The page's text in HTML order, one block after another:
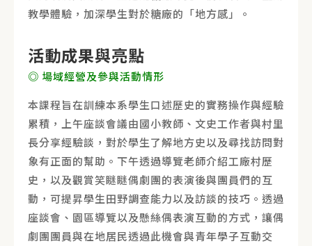
教學體驗，加深學生對於糖廠的「地方感」。
活動成果與亮點
◎ 場域經營及參與活動情形
本課程旨在訓練本系學生口述歷史的實務操作與經驗
累積，上午座談會議由國小教師、文史工作者與村里
長分享經驗談，對於學生了解地方史以及尋找訪問對
象有正面的幫助。下午透過導覽老師介紹工廠村歷
史，以及觀賞笑瞇瞇偶劇團的表演後與團員們的互
動，可提昇學生田野調查能力以及訪談的技巧。透過
座談會、園區導覽以及懸絲偶表演互動的方式，讓偶
劇團團員與在地居民透過此機會與青年學子互動交